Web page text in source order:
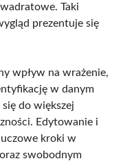
Taki
prezentuje się
wpływ na wrażenie,
w danym
do większej
Edytowanie i
kroki w
swobodnym